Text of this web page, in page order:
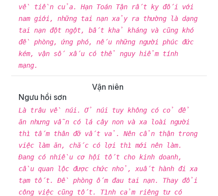
về tiền của. Hạn Toán Tận rất kỵ đối với
nam giới, những tai nạn xảy ra thường là dạng
tai nạn đột ngột, bất khả kháng và cũng khó
đề phòng, ứng phó, nếu những người phúc đức
kém, vận số xấu có thể nguy hiểm tính
mạng.
Vận niên
Ngưu hồi sơn
Là trâu về núi. Ở núi tuy không có cỏ để
ăn nhưng vẫn có lá cây non và xa loài người
thì tấm thân đỡ vất vả. Nên cẩn thận trong
việc làm ăn, chắc có lợi thì mới nên làm.
Đang có nhiều cơ hội tốt cho kinh doanh,
cầu quan lộc được chức nhỏ, xuất hành đi xa
tạm tốt. Đề phòng ốm đau tai nạn. Thay đổi
công việc cũng tốt. Tình cảm riêng tư có